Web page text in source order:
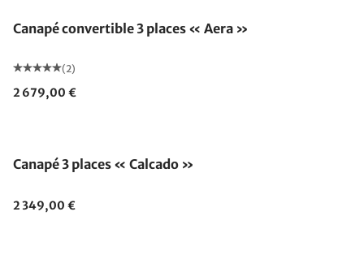
Canapé convertible 3 places « Aera »
(2)
2 679,00 €
Canapé 3 places « Calcado »
2 349,00 €